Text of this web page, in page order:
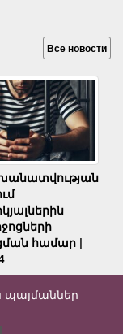
Все новости
համար |